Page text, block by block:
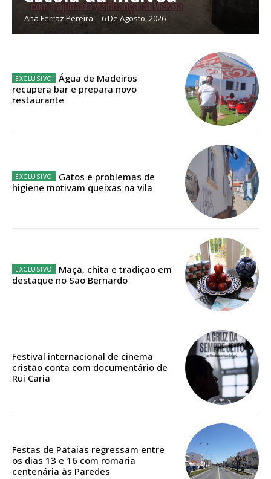
público!
Sendo assinante terá acesso a todos os conteúdos exclusivos e versões
12 meses
Edição em papel entregue à Quinta-feira em sua
Acesso ao conteúdo online
Acesso aos conteúdos Exclusivos para
16€
Ana Ferraz Pereira - 6 De Agosto, 2026
Água de Madeiros
recupera bar e prepara novo
restaurante
Gatos e problemas de
higiene motivam queixas na vila
Maçã, chita e tradição em
destaque no São Bernardo
Festival internacional de cinema
cristão conta com documentário de
Rui Caria
Festas de Pataias regressam entre
os dias 13 e 16 com romaria
centenária às Paredes